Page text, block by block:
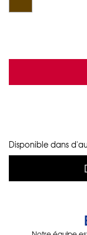
Disponible dans